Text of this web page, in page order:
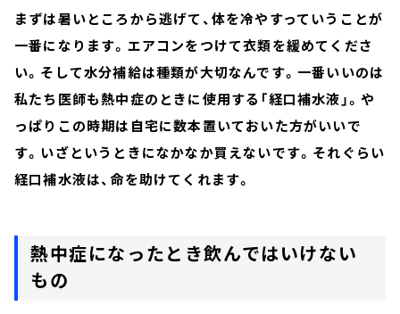
まずは暑いところから逃げて、体を冷やすっていうことが
一番になります。エアコンをつけて衣類を緩めてくださ
い。そして水分補給は種類が大切なんです。一番いいのは
私たち医師も熱中症のときに使用する「経口補水液」。や
っぱりこの時期は自宅に数本置いておいた方がいいで
す。いざというときになかなか買えないです。それぐらい
経口補水液は、命を助けてくれます。
熱中症になったとき飲んではいけない
もの